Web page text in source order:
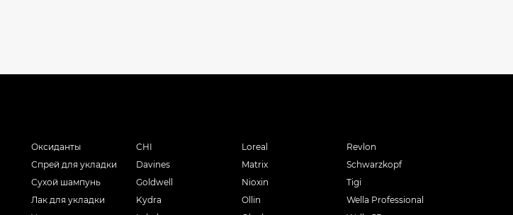
Оксиданты
Спрей для укладки
Сухой шампунь
Лак для укладки
CHI
Davines
Goldwell
Kydra
Loreal
Matrix
Nioxin
Ollin
Revlon
Schwarzkopf
Tigi
Wella Professional